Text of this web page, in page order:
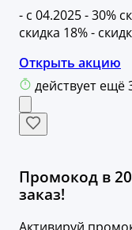
- с 04.2025 - 30%
скидка 18% -
Открыть акцию
действует ещё
Промокод в
заказ!